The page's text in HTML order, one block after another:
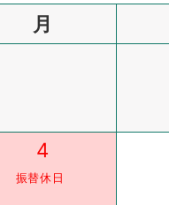
月
4
振替休日